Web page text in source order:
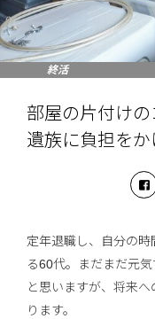
終活
部屋の片付け
遺族に負担を
定年退職し、自分の時
る60代。まだまだ元
と思いますが、将来
ります。